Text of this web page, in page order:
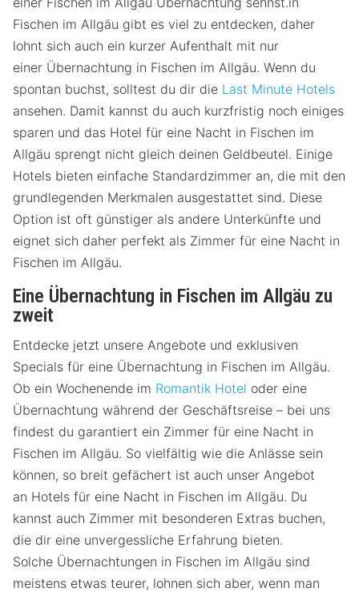
Fischen im Allgäu gibt es viel zu entdecken, daher
lohnt sich auch ein kurzer Aufenthalt mit nur
einer Übernachtung in Fischen im Allgäu. Wenn du
spontan buchst, solltest du dir die Last Minute Hotels
ansehen. Damit kannst du auch kurzfristig noch einiges
sparen und das Hotel für eine Nacht in Fischen im
Allgäu sprengt nicht gleich deinen Geldbeutel. Einige
Hotels bieten einfache Standardzimmer an, die mit den
grundlegenden Merkmalen ausgestattet sind. Diese
Option ist oft günstiger als andere Unterkünfte und
eignet sich daher perfekt als Zimmer für eine Nacht in
Fischen im Allgäu.
Eine Übernachtung in Fischen im Allgäu zu
zweit
Entdecke jetzt unsere Angebote und exklusiven
Specials für eine Übernachtung in Fischen im Allgäu.
Ob ein Wochenende im Romantik Hotel oder eine
Übernachtung während der Geschäftsreise – bei uns
findest du garantiert ein Zimmer für eine Nacht in
Fischen im Allgäu. So vielfältig wie die Anlässe sein
können, so breit gefächert ist auch unser Angebot
an Hotels für eine Nacht in Fischen im Allgäu. Du
kannst auch Zimmer mit besonderen Extras buchen,
die dir eine unvergessliche Erfahrung bieten.
Solche Übernachtungen in Fischen im Allgäu sind
meistens etwas teurer, lohnen sich aber, wenn man